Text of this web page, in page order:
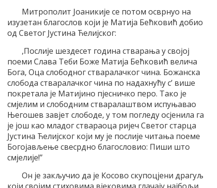
Митрополит Јоаникије се потом осврнуо на
изузетан благослов који је Матија Бећковић добио
од Светог Јустина Ћелијског:
,Послије шездесет година стварања у својој
поеми Слава Теби Боже Матија Бећковић велича
Бога, Оца слободног стваралачког чина. Божанска
слобода стваралачког чина по надахнућу с’ више
покретала је Матијино пјесничко перо. Тако је
смјелим и слободним стваралаштвом испуњавао
Његошев завјет слободе, у том погледу осјенила га
је још као младог ствараоца ријеч Светог старца
Јустина Ћелијског који му је послије читања поеме
Богојављење свесрдно благословио: Пиши што
смјелије!”
Он је закључио да је Косово скупоцјени драгуљ